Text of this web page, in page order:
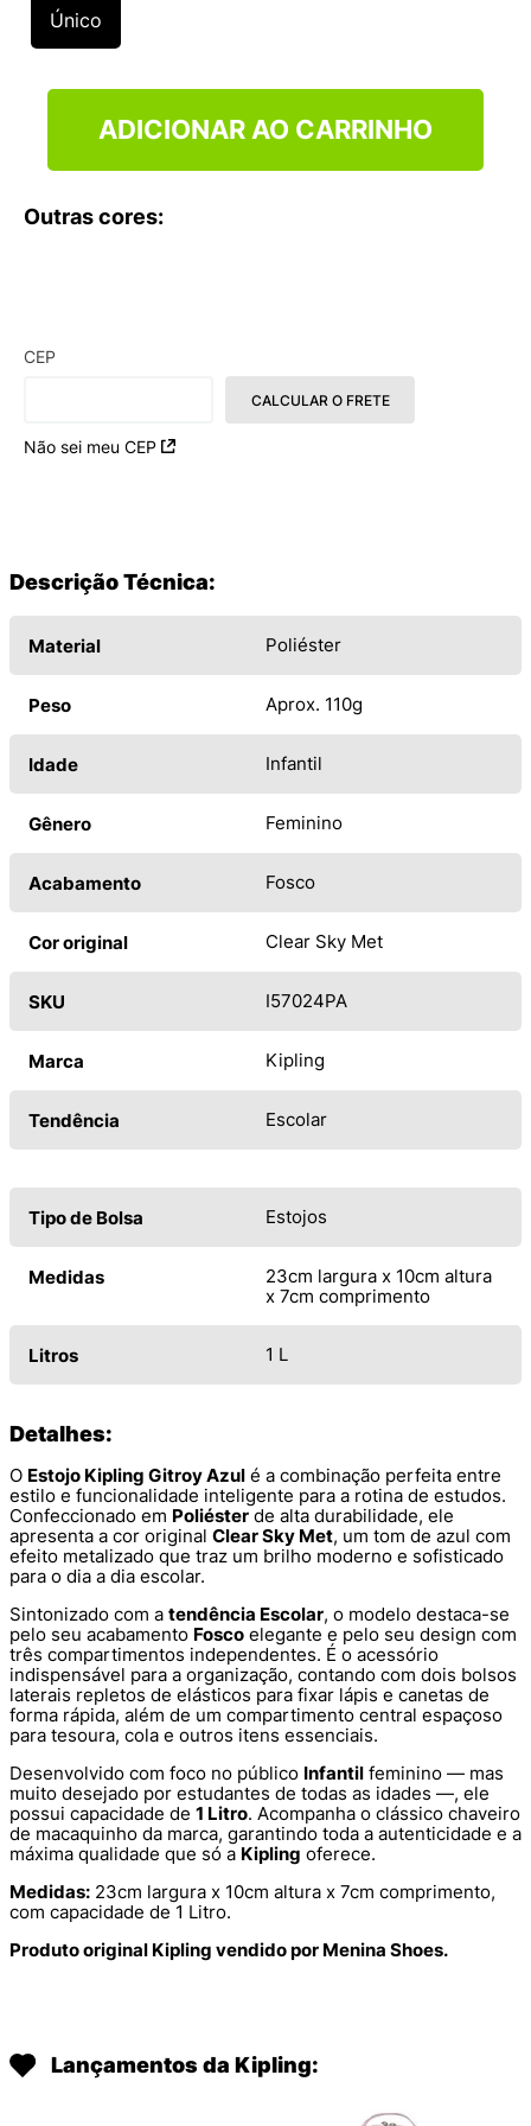
Único
ADICIONAR AO CARRINHO
Outras cores:
CEP
Não sei meu CEP
CALCULAR O FRETE
Descrição Técnica:
Material Poliéster
Peso Aprox. 110g
Idade Infantil
Gênero Feminino
Acabamento Fosco
Cor original Clear Sky Met
SKU I57024PA
Marca Kipling
Tendência Escolar
Tipo de Bolsa Estojos
Medidas
23cm largura x 10cm altura
x 7cm comprimento
Litros 1 L
Detalhes:
O Estojo Kipling Gitroy Azul é a combinação perfeita entre
estilo e funcionalidade inteligente para a rotina de estudos.
Confeccionado em Poliéster de alta durabilidade, ele
apresenta a cor original Clear Sky Met, um tom de azul com
efeito metalizado que traz um brilho moderno e sofisticado
para o dia a dia escolar.
Sintonizado com a tendência Escolar, o modelo destaca-se
pelo seu acabamento Fosco elegante e pelo seu design com
três compartimentos independentes. É o acessório
indispensável para a organização, contando com dois bolsos
laterais repletos de elásticos para fixar lápis e canetas de
forma rápida, além de um compartimento central espaçoso
para tesoura, cola e outros itens essenciais.
Desenvolvido com foco no público Infantil feminino — mas
muito desejado por estudantes de todas as idades —, ele
possui capacidade de 1 Litro. Acompanha o clássico chaveiro
de macaquinho da marca, garantindo toda a autenticidade e a
máxima qualidade que só a Kipling oferece.
Medidas: 23cm largura x 10cm altura x 7cm comprimento,
com capacidade de 1 Litro.
Produto original Kipling vendido por Menina Shoes.
Lançamentos da Kipling:
º
NEW 530
10º VEJA COUNTRY